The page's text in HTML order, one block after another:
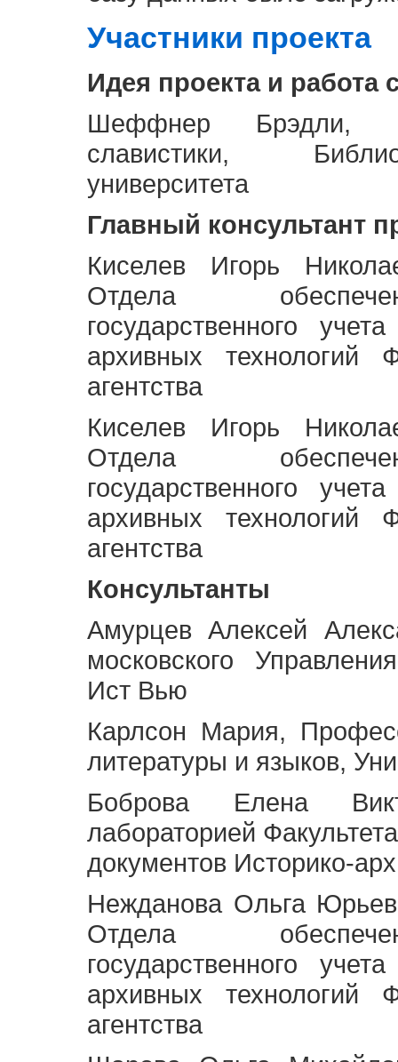
Участники проекта
Идея проекта и работа
Шеффнер Брэдли,
славистики,
университета
Главный консультант
Киселев Игорь
Отдела
государственного
архивных технологий
агентства
Киселев Игорь
Отдела
государственного
архивных технологий
агентства
Консультанты
Амурцев Алексей
московского
Ист Вью
Карлсон Мария,
литературы и языков,
Боброва Елена
лабораторией
документов Историко-
Нежданова Ольга
Отдела
государственного
архивных технологий
агентства